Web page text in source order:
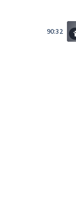
90:32